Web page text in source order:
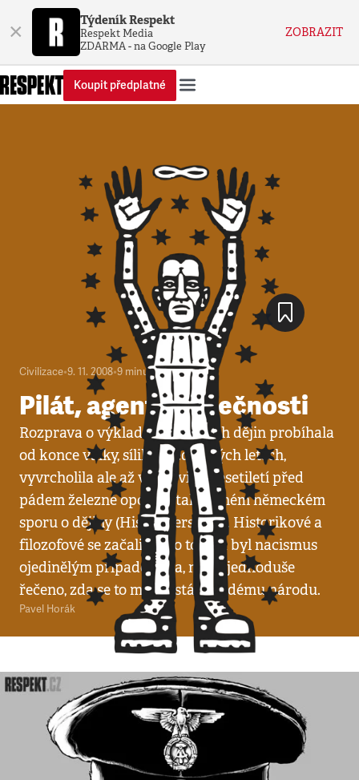
× Týdeník Respekt
Respekt Media
ZDARMA - na Google Play
ZOBRAZIT
Koupit předplatné
Civilizace•9. 11. 2008•9 minut
Pilát, agent bezpečnosti
Rozprava o výkladu německých dějin probíhala
od konce války, sílila v šedesátých letech,
vyvrcholila ale až v polovině desetiletí před
pádem železné opony v takzvaném německém
sporu o dějiny (Historikerstreit). Historikové a
filozofové se začali přít o to, zda byl nacismus
ojedinělým případem zla, nebo, jednoduše
řečeno, zda se to mohlo stát každému národu.
Pavel Horák